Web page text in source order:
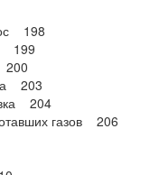
198
199
200
203
204
газов 206